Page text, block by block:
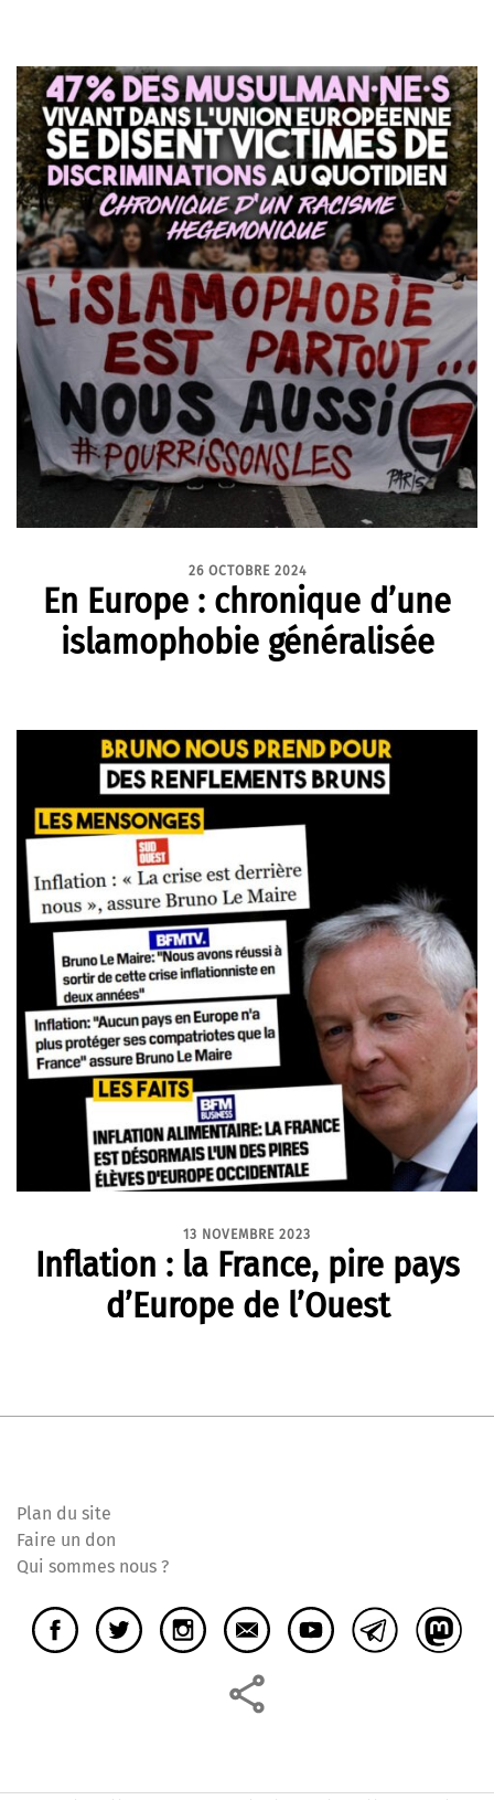
26 OCTOBRE 2024
En Europe : chronique d’une
islamophobie généralisée
13 NOVEMBRE 2023
Inflation : la France, pire pays
d’Europe de l’Ouest
Plan du site
Faire un don
Qui sommes nous ?